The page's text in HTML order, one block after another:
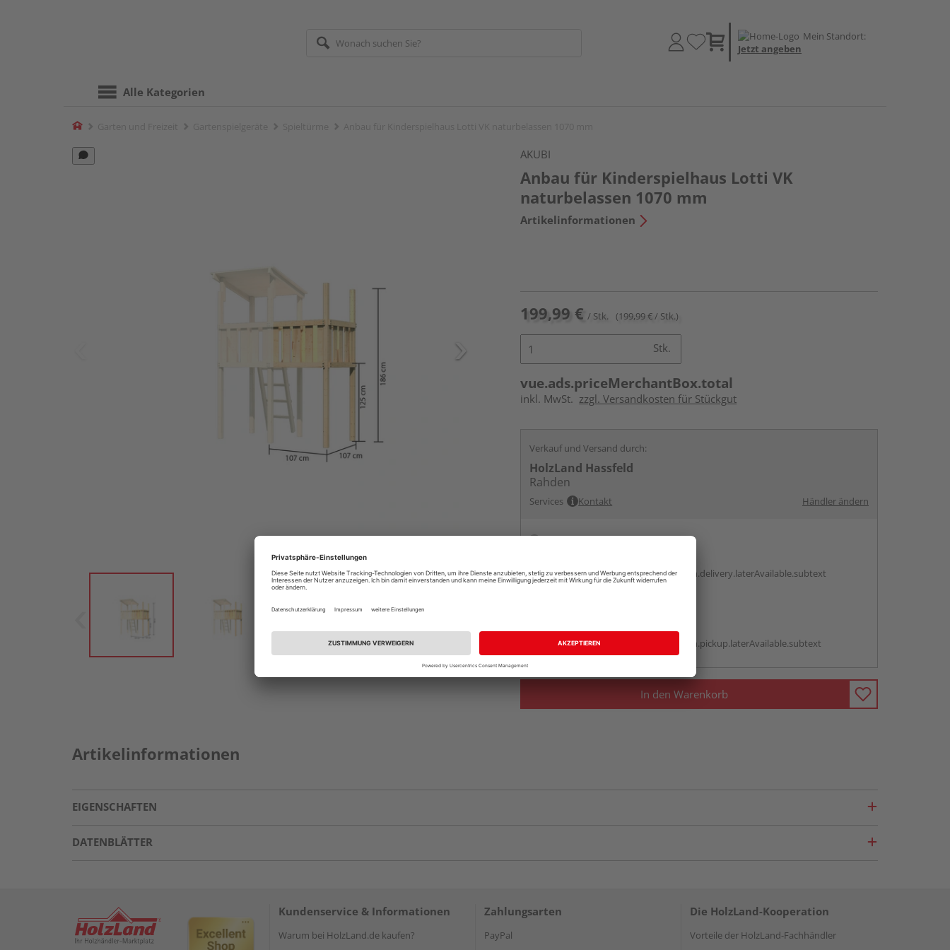
Mein Standort:
Jetzt angeben
Alle Kategorien
Home
AKUBI
Anbau für Kinderspielhaus Lotti VK
naturbelassen 1070 mm
Artikelinformationen
199,99 € / Stk. (199,99 € / Stk.)
Stk.
vue.ads.priceMerchantBox.total
inkl. MwSt. zzgl. Versandkosten für Stückgut
Verkauf und Versand durch:
HolzLand Hassfeld
Rahden
Services Kontakt Händler ändern
vue.ads.priceMerchantBox.option.delivery.laterAvailable.subtext
Auf Vorbestellung:
vue.ads.priceMerchantBox.option.pickup.laterAvailable.subtext
In den Warenkorb
Artikelinformationen
EIGENSCHAFTEN
DATENBLÄTTER
Kundenservice & Informationen
Warum bei HolzLand.de kaufen?
Zahlungsarten
PayPal
Die HolzLand-Kooperation
Vorteile der HolzLand-Fachhändler